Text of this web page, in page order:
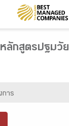
หลักสูตรปฐมวัย